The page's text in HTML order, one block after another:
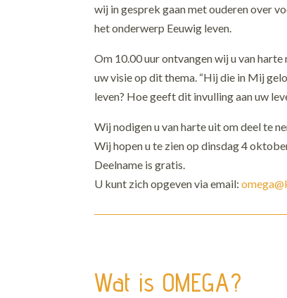
wij in gesprek gaan met ouderen over
het onderwerp Eeuwig leven.
Om 10.00 uur ontvangen wij u van
uw visie op dit thema. “Hij die in Mij
leven? Hoe geeft dit invulling aan uw
Wij nodigen u van harte uit om deel te
Wij hopen u te zien op dinsdag 4
Deelname is gratis.
U kunt zich opgeven via email:
Wat is OMEGA?